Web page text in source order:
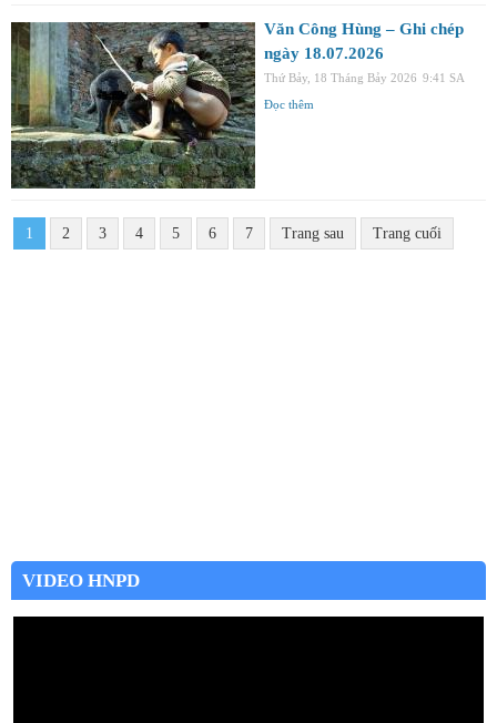
Văn Công Hùng – Ghi chép
ngày 18.07.2026
Thứ Bảy, 18 Tháng Bảy 2026 9:41 SA
Đọc thêm
1 2 3 4 5 6 7 Trang sau Trang cuối
VIDEO HNPD